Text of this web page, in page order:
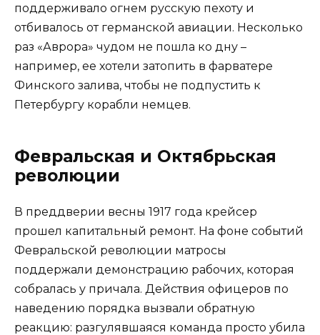
поддерживало огнем русскую пехоту и
отбивалось от германской авиации. Несколько
раз «Аврора» чудом не пошла ко дну –
например, ее хотели затопить в фарватере
Финского залива, чтобы не подпустить к
Петербургу корабли немцев.
Февральская и Октябрьская
революции
В преддверии весны 1917 года крейсер
прошел капитальный ремонт. На фоне событий
Февральской революции матросы
поддержали демонстрацию рабочих, которая
собралась у причала. Действия офицеров по
наведению порядка вызвали обратную
реакцию: разгулявшаяся команда просто убила